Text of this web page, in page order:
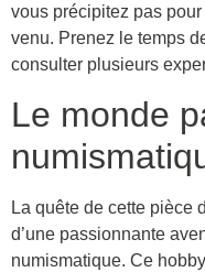
vous précipitez pas
venu. Prenez le temps
consulter plusieurs
Le monde
La quête de cette pièce
d’une passionnante
numismatique. Ce